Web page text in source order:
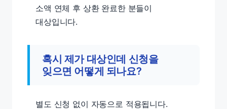
소액 연체 후 상환 완료한 분들이
대상입니다.
혹시 제가 대상인데 신청을
잊으면 어떻게 되나요?
별도 신청 없이 자동으로 적용됩니다.